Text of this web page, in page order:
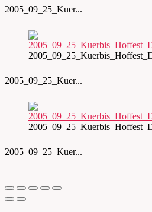
2005_09_25_Kuer...
2005_09_25_Kuer...
2005_09_25_Kuer...